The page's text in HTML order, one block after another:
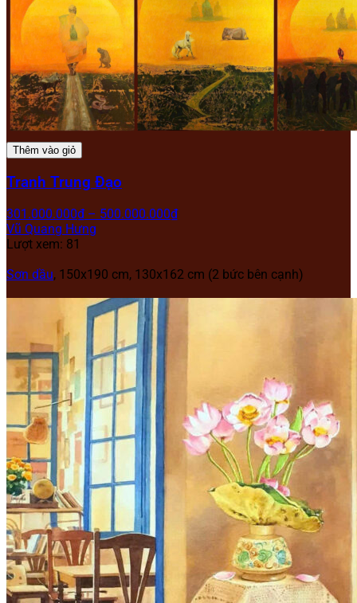
Thêm vào giỏ
Tranh Trung Đạo
301.000.000₫ – 500.000.000₫
Vũ Quang Hưng
Lượt xem: 81
Sơn dầu, 150x190 cm, 130x162 cm (2 bức bên cạnh)